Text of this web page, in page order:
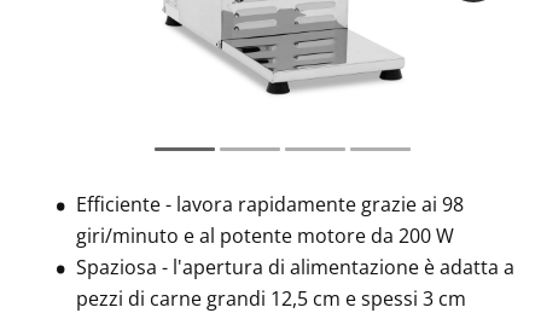
Efficiente - lavora rapidamente grazie ai 98
giri/minuto e al potente motore da 200 W
Spaziosa - l'apertura di alimentazione è adatta a
pezzi di carne grandi 12,5 cm e spessi 3 cm